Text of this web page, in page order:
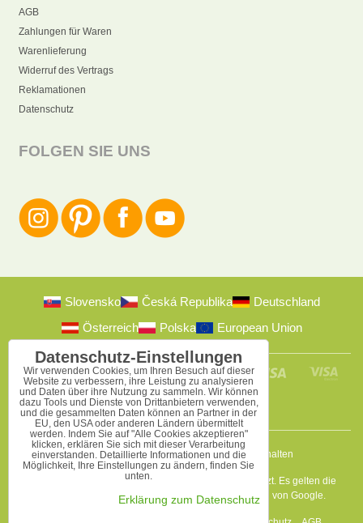
AGB
Zahlungen für Waren
Warenlieferung
Widerruf des Vertrags
Reklamationen
Datenschutz
FOLGEN SIE UNS
Slovensko Česká Republika
Deutschland
Österreich
Polska European Union
2009-2026 © Bomba s.r.o.Alle Rechte vorbehalten
Diese Seite ist durch reCAPTCHA und Google geschützt. Es gelten die
Datenschutzbestimmungena Nutzungsbedingungen von Google.
Datenschutz-Einstellungen
Wir verwenden Cookies, um Ihren Besuch auf dieser
Website zu verbessern, ihre Leistung zu analysieren
und Daten über ihre Nutzung zu sammeln. Wir können
dazu Tools und Dienste von Drittanbietern verwenden,
und die gesammelten Daten können an Partner in der
EU, den USA oder anderen Ländern übermittelt
werden. Indem Sie auf "Alle Cookies akzeptieren"
klicken, erklären Sie sich mit dieser Verarbeitung
einverstanden. Detaillierte Informationen und die
Möglichkeit, Ihre Einstellungen zu ändern, finden Sie
unten.
Erklärung zum Datenschutz